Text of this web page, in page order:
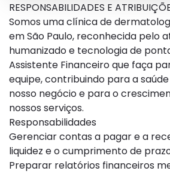
RESPONSABILIDADES E
Somos uma clínica de
em São Paulo, reconhecida pelo
humanizado e tecnologia de
Assistente Financeiro que faça
equipe, contribuindo para a
nosso negócio e para o
nossos serviços.
Responsabilidades
Gerenciar contas a pagar e a
liquidez e o cumprimento de
Preparar relatórios financeiros